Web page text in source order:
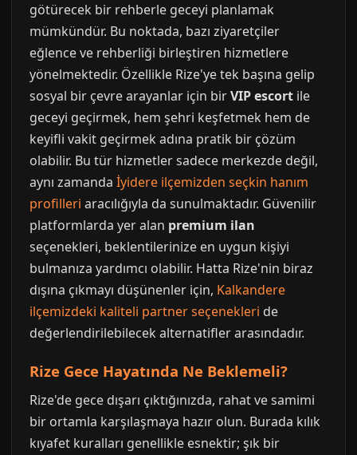
götürecek bir rehberle geceyi planlamak
mümkündür. Bu noktada, bazı ziyaretçiler
eğlence ve rehberliği birleştiren hizmetlere
yönelmektedir. Özellikle Rize'ye tek başına gelip
sosyal bir çevre arayanlar için birVIP escort ile
geceyi geçirmek, hem şehri keşfetmek hem de
keyifli vakit geçirmek adına pratik bir çözüm
olabilir. Bu tür hizmetler sadece merkezde değil,
aynı zamanda İyidere ilçemizden seçkin hanım
profilleri aracılığıyla da sunulmaktadır. Güvenilir
platformlarda yer alan premium ilan
seçenekleri, beklentilerinize en uygun kişiyi
bulmanıza yardımcı olabilir. Hatta Rize'nin biraz
dışına çıkmayı düşünenler için, Kalkandere
ilçemizdeki kaliteli partner seçenekleri de
değerlendirilebilecek alternatifler arasındadır.
Rize Gece Hayatında Ne Beklemeli?
Rize'de gece dışarı çıktığınızda, rahat ve samimi
bir ortamla karşılaşmaya hazır olun. Burada kılık
kıyafet kuralları genellikle esnektir; şık bir